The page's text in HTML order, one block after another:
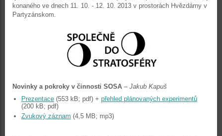
konaného ve dnech 11. 10. - 12. 10. 2013 v prostorách Hvězdárny v
Partyzánskom.
Novinky a pokroky v činnosti SOSA – Jakub Kapuš
Prezentace (553 kB; pdf) + přehled plánovaných experimentů
(200 kB; pdf)
Zvukový záznam (4,5 MB; mp3)